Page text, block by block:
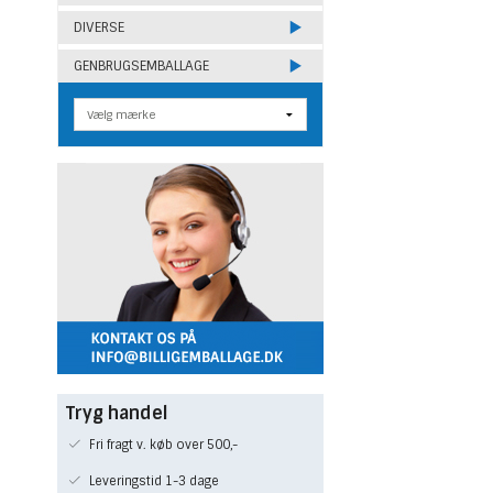
DIVERSE
GENBRUGSEMBALLAGE
Tryg handel
Fri fragt v. køb over 500,-
Leveringstid 1-3 dage